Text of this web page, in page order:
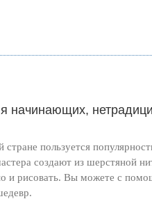
начинающих,
пользуется
создают из шерстяной
и рисовать. Вы можете с